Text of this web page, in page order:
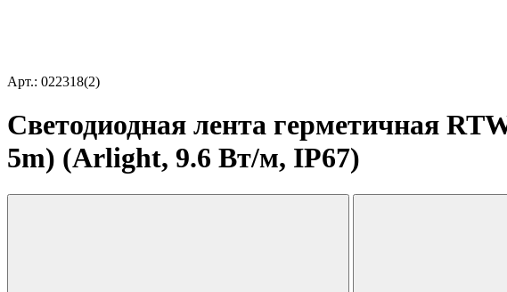
Арт.: 022318(2)
Светодиодная лента герметичная
5m) (Arlight, 9.6 Вт/м, IP67)